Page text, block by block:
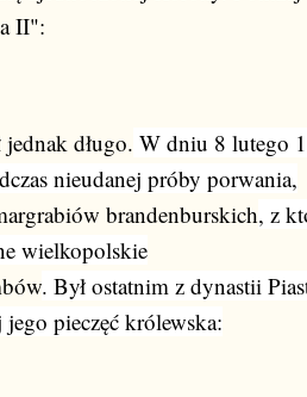
II":
jednak długo. W dniu 8 lutego
nieudanej próby porwania,
brandenburskich, z
wielkopolskie
. Był ostatnim z dynastii
pieczęć królewska: